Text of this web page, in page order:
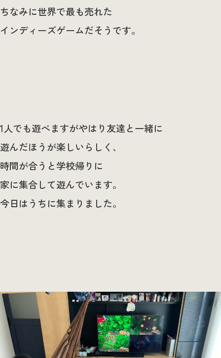
ちなみに世界で最も売れた
インディーズゲームだそうです。
1人でも遊べますがやはり友達と一緒に
遊んだほうが楽しいらしく、
時間が合うと学校帰りに
家に集合して遊んでいます。
今日はうちに集まりました。